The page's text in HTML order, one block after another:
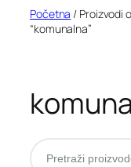
Početna / Proizvodi
“komunalna”
Pretraži